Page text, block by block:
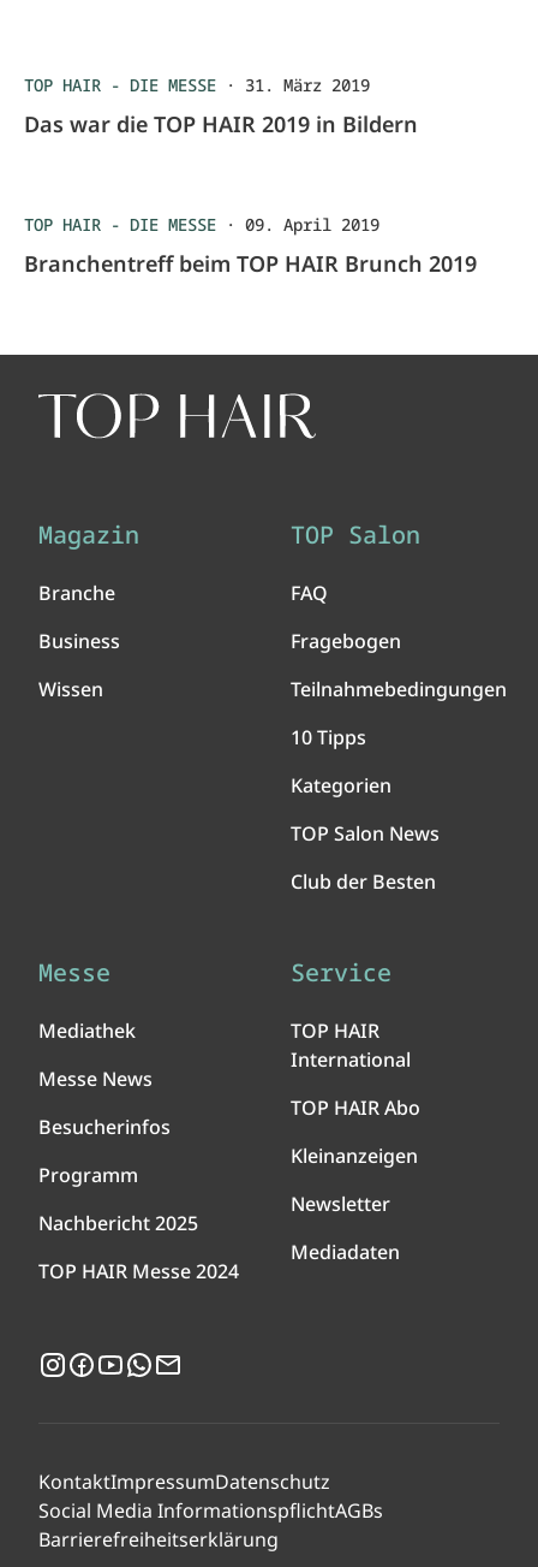
TOP HAIR - DIE MESSE · 31. März 2019
Das war die TOP HAIR 2019 in Bildern
TOP HAIR - DIE MESSE · 09. April 2019
Branchentreff beim TOP HAIR Brunch 2019
Magazin
Branche
Business
Wissen
TOP Salon
FAQ
Fragebogen
Teilnahmebedingungen
10 Tipps
Kategorien
TOP Salon News
Club der Besten
Messe
Mediathek
Messe News
Besucherinfos
Programm
Nachbericht 2025
TOP HAIR Messe 2024
Service
TOP HAIR
International
TOP HAIR Abo
Kleinanzeigen
Newsletter
Mediadaten
Instagram
Facebook
YouTubeWhatsApp
KontaktImpressumDatenschutz
Social Media InformationspflichtAGBs
Barrierefreiheitserklärung